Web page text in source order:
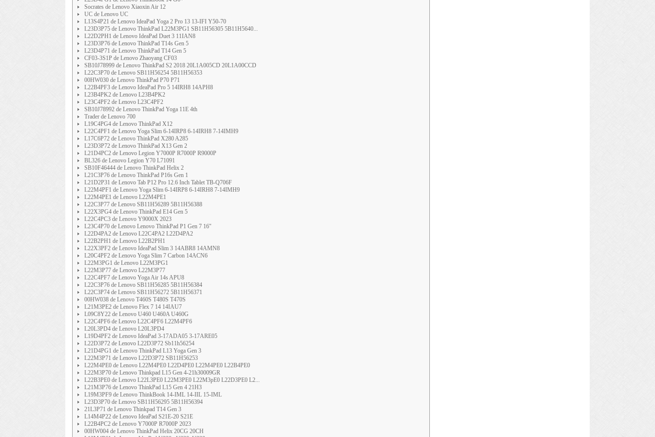
Socrates de Lenovo Xiaoxin Air 12
UC de Lenovo UC
L13S4P21 de Lenovo IdeaPad Yoga 2 Pro 13 13-IFI Y50-70
L23D3P75 de Lenovo ThinkPad L22M3PG1 SB11H56305 5B11H5640...
L22D2PH1 de Lenovo IdeaPad Duet 3 11IAN8
L23D3P76 de Lenovo ThinkPad T14s Gen 5
L23D4P71 de Lenovo ThinkPad T14 Gen 5
CF03-3S1P de Lenovo Zhaoyang CF03
SB10J78999 de Lenovo ThinkPad S2 2018 20L1A005CD 20L1A00CCD
L22C3P70 de Lenovo SB11H56254 5B11H56353
00HW030 de Lenovo ThinkPad P70 P71
L22B4PF3 de Lenovo IdeaPad Pro 5 14IRH8 14APH8
L23B4PK2 de Lenovo L23B4PK2
L23C4PF2 de Lenovo L23C4PF2
SB10J78992 de Lenovo ThinkPad Yoga 11E 4th
Trader de Lenovo 700
L19C4PG4 de Lenovo ThinkPad X12
L22C4PF1 de Lenovo Yoga Slim 6-14IRP8 6-14IRH8 7-14IMH9
L17C6P72 de Lenovo ThinkPad X280 A285
L23D3P72 de Lenovo ThinkPad X13 Gen 2
L21D4PC2 de Lenovo Legion Y7000P R7000P R9000P
BL326 de Lenovo Legion Y70 L71091
SB10F46444 de Lenovo ThinkPad Helix 2
L21C3P76 de Lenovo ThinkPad P16s Gen 1
L21D2P31 de Lenovo Tab P12 Pro 12.6 Inch Tablet TB-Q706F
L22M4PF1 de Lenovo Yoga Slim 6-14IRP8 6-14IRH8 7-14IMH9
L22M4PE1 de Lenovo L22M4PE1
L22C3P77 de Lenovo SB11H56289 5B11H56388
L22X3PG4 de Lenovo ThinkPad E14 Gen 5
L22C4PC3 de Lenovo Y9000X 2023
L23C4P70 de Lenovo Lenovo ThinkPad P1 Gen 7 16"
L22D4PA2 de Lenovo L22C4PA2 L22D4PA2
L22B2PH1 de Lenovo L22B2PH1
L22X3PF2 de Lenovo IdeaPad Slim 3 14ABR8 14AMN8
L20C4PF2 de Lenovo Yoga Slim 7 Carbon 14ACN6
L22M3PG1 de Lenovo L22M3PG1
L22M3P77 de Lenovo L22M3P77
L22C4PF7 de Lenovo Yoga Air 14s APU8
L22C3P76 de Lenovo SB11H56285 5B11H56384
L22C3P74 de Lenovo SB11H56272 5B11H56371
00HW038 de Lenovo T460S T480S T470S
L21M3PE2 de Lenovo Flex 7 14 14IAU7
L09C8Y22 de Lenovo U460 U460A U460G
L22C4PF6 de Lenovo L22C4PF6 L22M4PF6
L20L3PD4 de Lenovo L20L3PD4
L19D4PF2 de Lenovo IdeaPad 3-17ADA05 3-17ARE05
L22D3P72 de Lenovo L22D3P72 Sb11h56254
L21D4PG1 de Lenovo ThinkPad L13 Yoga Gen 3
L22M3P71 de Lenovo L22D3P72 SB11H56253
L22M4PE0 de Lenovo L22M4PE0 L22D4PE0 L22M4PE0 L22B4PE0
L22M3P70 de Lenovo Thinkpad L15 Gen 4-21h30009GR
L22B3PE0 de Lenovo L22L3PE0 L22M3PE0 L22M3pE0 L22D3PE0 L2...
L21M3P76 de Lenovo ThinkPad L15 Gen 4 21H3
L19M3PF9 de Lenovo ThinkBook 14-IML 14-IIL 15-IML
L23D3P70 de Lenovo SB11H56295 5B11H56394
21L3P71 de Lenovo Thinkpad T14 Gen 3
L14M4P22 de Lenovo IdeaPad S21E-20 S21E
L22B4PC2 de Lenovo Y7000P R7000P 2023
00HW004 de Lenovo ThinkPad Helix 20CG 20CH